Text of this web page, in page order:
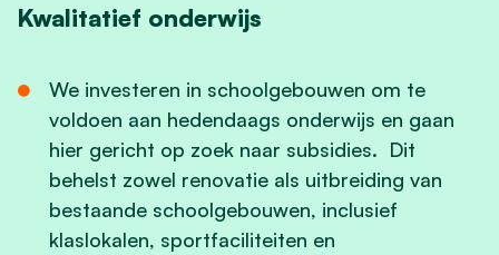
Kwalitatief onderwijs
We investeren in schoolgebouwen om te
voldoen aan hedendaags onderwijs en gaan
hier gericht op zoek naar subsidies. Dit
behelst zowel renovatie als uitbreiding van
bestaande schoolgebouwen, inclusief
klaslokalen, sportfaciliteiten en